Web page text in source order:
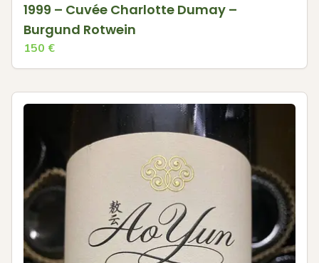
1999 – Cuvée Charlotte Dumay –
Burgund Rotwein
150 €